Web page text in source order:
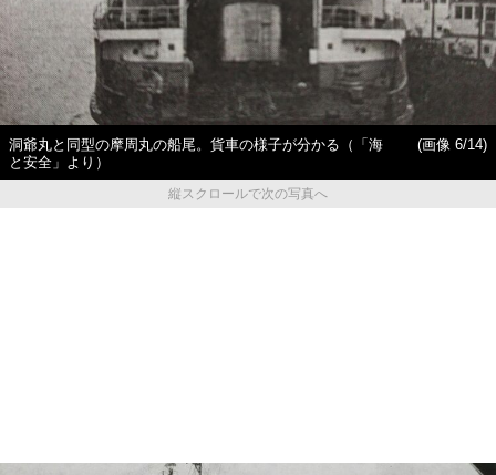
洞爺丸と同型の摩周丸の船尾。貨車の様子が分かる（「海
と安全」より）
(画像 6/14)
縦スクロールで次の写真へ